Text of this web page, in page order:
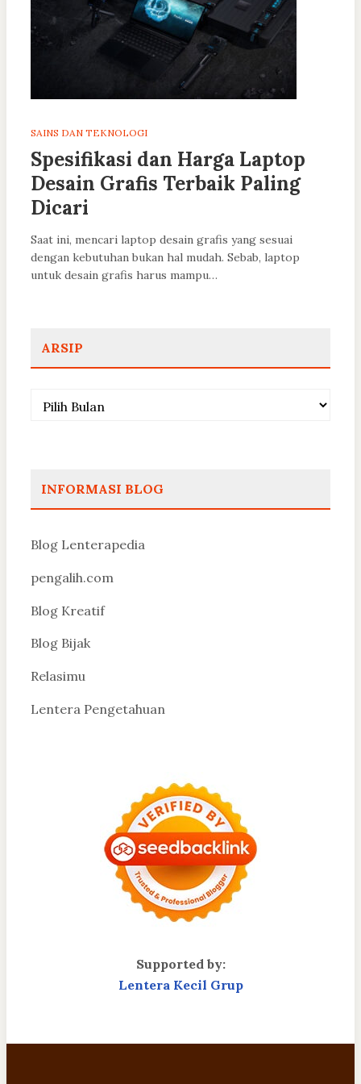
SAINS DAN TEKNOLOGI
Spesifikasi dan Harga Laptop
Desain Grafis Terbaik Paling
Dicari
Saat ini, mencari laptop desain grafis yang sesuai
dengan kebutuhan bukan hal mudah. Sebab, laptop
untuk desain grafis harus mampu…
ARSIP
Arsip
INFORMASI BLOG
Blog Lenterapedia
pengalih.com
Blog Kreatif
Blog Bijak
Relasimu
Lentera Pengetahuan
Supported by:
Lentera Kecil Grup